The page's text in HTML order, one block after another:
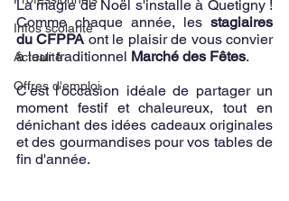
Infos scolarité
Actualité
Offres d'emploi
La magie de Noël s'installe à Quetigny !
Comme chaque année, les stagiaires
du CFPPA ont le plaisir de vous convier
à leur traditionnel Marché des Fêtes.
C'est l'occasion idéale de partager un
moment festif et chaleureux, tout en
dénichant des idées cadeaux originales
et des gourmandises pour vos tables de
fin d'année.